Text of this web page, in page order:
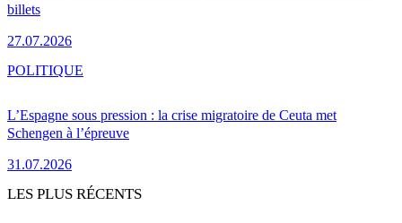
billets
27.07.2026
L’Espagne sous pression : la crise migratoire de Ceuta met
Schengen à l’épreuve
31.07.2026
POLITIQUE
LES PLUS RÉCENTS